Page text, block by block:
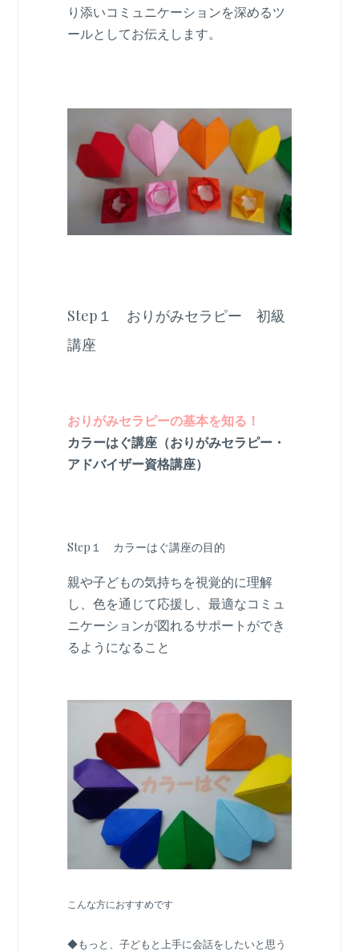
り添いコミュニケーションを深めるツ
ールとしてお伝えします。
Step１ おりがみセラピー 初級
講座
おりがみセラピーの基本を知る！
カラーはぐ講座（おりがみセラピー・
アドバイザー資格講座）
Step１ カラーはぐ講座の目的
親や子どもの気持ちを視覚的に理解
し、色を通じて応援し、最適なコミュ
ニケーションが図れるサポートができ
るようになること
こんな方におすすめです
◆もっと、子どもと上手に会話をしたいと思う